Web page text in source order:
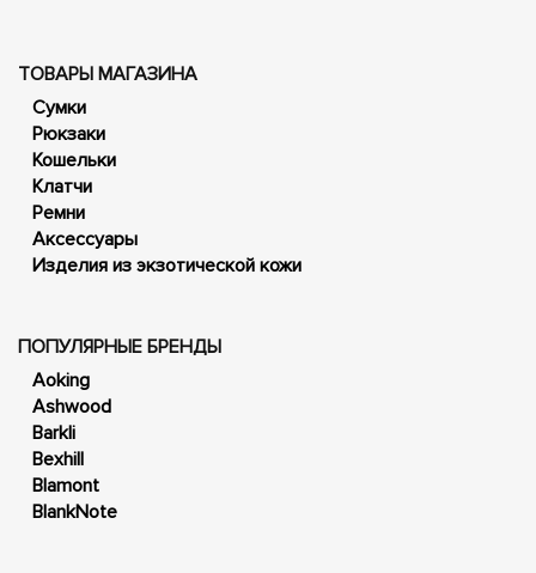
ТОВАРЫ МАГАЗИНА
Сумки
Рюкзаки
Кошельки
Клатчи
Ремни
Аксессуары
Изделия из экзотической кожи
ПОПУЛЯРНЫЕ БРЕНДЫ
Aoking
Ashwood
Barkli
Bexhill
Blamont
BlankNote